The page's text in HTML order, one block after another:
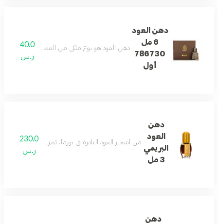
دهن العود
6 مل
786730
أول
دهن العود هو نوع ملكي من العطور، خليط من
40.0
ر.س
دهن
العود
البريمي
3 مل
من أشجار العود النادرة في بورما، يُمزج خشب العود
230.0
ر.س
دهن